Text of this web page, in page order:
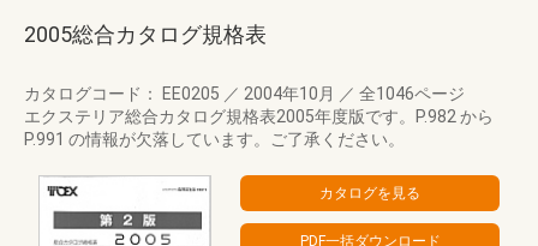
2005総合カタログ規格表
カタログコード： EE0205 ／ 2004年10月 ／ 全1046ページ
エクステリア総合カタログ規格表2005年度版です。P.982 から
P.991 の情報が欠落しています。ご了承ください。